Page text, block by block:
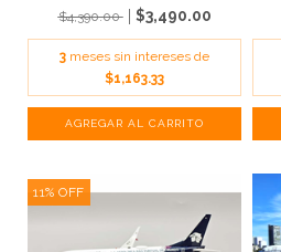
$4,390.00
$3,490.00
3 meses sin intereses de
$1,163.33
11% OFF